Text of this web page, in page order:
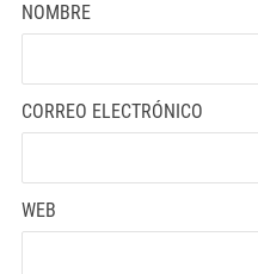
NOMBRE
CORREO ELECTRÓNICO
WEB